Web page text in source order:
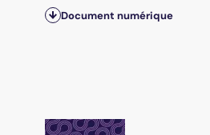
Document numérique